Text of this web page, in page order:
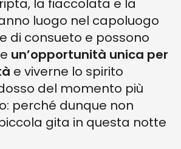
la fiaccolata e la
luogo nel capoluogo
di consueto e possono
un’opportunità unica per
e viverne lo spirito
del momento più
perché dunque non
gita in questa notte